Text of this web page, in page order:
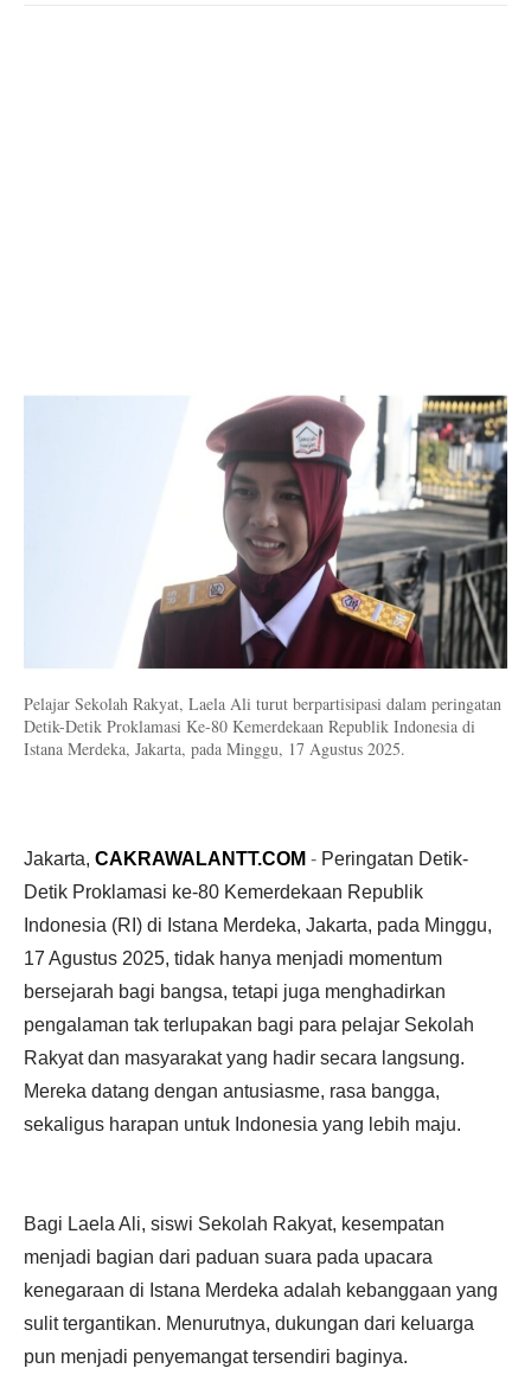
Pelajar Sekolah Rakyat, Laela Ali turut berpartisipasi dalam peringatan
Detik-Detik Proklamasi Ke-80 Kemerdekaan Republik Indonesia di
Istana Merdeka, Jakarta, pada Minggu, 17 Agustus 2025.
Jakarta, CAKRAWALANTT.COM - Peringatan Detik-
Detik Proklamasi ke-80 Kemerdekaan Republik
Indonesia (RI) di Istana Merdeka, Jakarta, pada Minggu,
17 Agustus 2025, tidak hanya menjadi momentum
bersejarah bagi bangsa, tetapi juga menghadirkan
pengalaman tak terlupakan bagi para pelajar Sekolah
Rakyat dan masyarakat yang hadir secara langsung.
Mereka datang dengan antusiasme, rasa bangga,
sekaligus harapan untuk Indonesia yang lebih maju.
Bagi Laela Ali, siswi Sekolah Rakyat, kesempatan
menjadi bagian dari paduan suara pada upacara
kenegaraan di Istana Merdeka adalah kebanggaan yang
sulit tergantikan. Menurutnya, dukungan dari keluarga
pun menjadi penyemangat tersendiri baginya.